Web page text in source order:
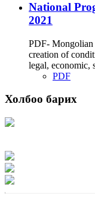
National
2021
PDF- Mongolian
creation of
legal, economic,
PDF
Холбоо барих